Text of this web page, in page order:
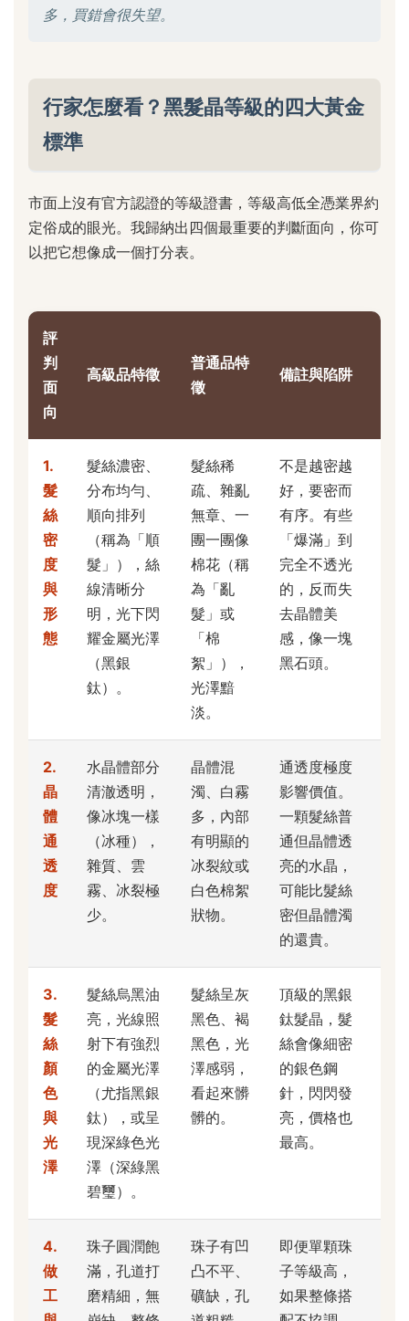
多，買錯會很失望。
行家怎麼看？黑髮晶等級的四大黃金
標準
市面上沒有官方認證的等級證書，等級高低全憑業界約
定俗成的眼光。我歸納出四個最重要的判斷面向，你可
以把它想像成一個打分表。
評
判
面
向
高級品特徵
普通品特
徵
備註與陷阱
1.
髮
絲
密
度
與
形
態
髮絲濃密、
分布均勻、
順向排列
（稱為「順
髮」），絲
線清晰分
明，光下閃
耀金屬光澤
（黑銀
鈦）。
髮絲稀
疏、雜亂
無章、一
團一團像
棉花（稱
為「亂
髮」或
「棉
絮」），
光澤黯
淡。
不是越密越
好，要密而
有序。有些
「爆滿」到
完全不透光
的，反而失
去晶體美
感，像一塊
黑石頭。
2.
晶
體
通
透
度
水晶體部分
清澈透明，
像冰塊一樣
（冰種），
雜質、雲
霧、冰裂極
少。
晶體混
濁、白霧
多，內部
有明顯的
冰裂紋或
白色棉絮
狀物。
通透度極度
影響價值。
一顆髮絲普
通但晶體透
亮的水晶，
可能比髮絲
密但晶體濁
的還貴。
3.
髮
絲
顏
色
與
光
澤
髮絲烏黑油
亮，光線照
射下有強烈
的金屬光澤
（尤指黑銀
鈦），或呈
現深綠色光
澤（深綠黑
碧璽）。
髮絲呈灰
黑色、褐
黑色，光
澤感弱，
看起來髒
髒的。
頂級的黑銀
鈦髮晶，髮
絲會像細密
的銀色鋼
針，閃閃發
亮，價格也
最高。
4.
做
工
珠子圓潤飽
滿，孔道打
磨精細，無
珠子有凹
凸不平、
礦缺，孔
即便單顆珠
子等級高，
如果整條搭